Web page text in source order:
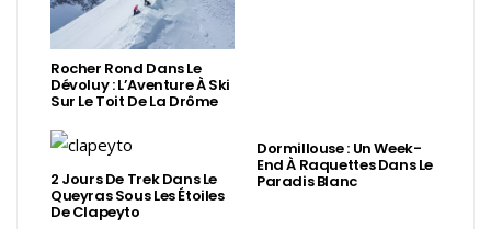
Rocher Rond Dans Le
Dévoluy : L’Aventure À Ski
Sur Le Toit De La Drôme
2 Jours De Trek Dans Le
Queyras Sous Les Étoiles
De Clapeyto
Dormillouse : Un Week-
End À Raquettes Dans Le
Paradis Blanc